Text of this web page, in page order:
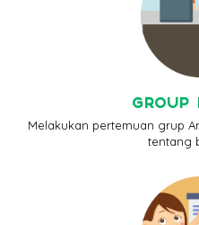
GROUP
Melakukan pertemuan grup
tentang